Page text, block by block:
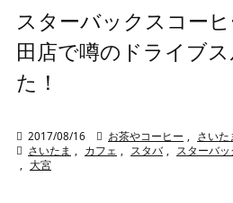
スターバックスコー
田店で噂のドライブ
た！
 2017/08/16  お茶やコーヒー , さいた
 さいたま , カフェ , スタバ , スターバ
, 大宮